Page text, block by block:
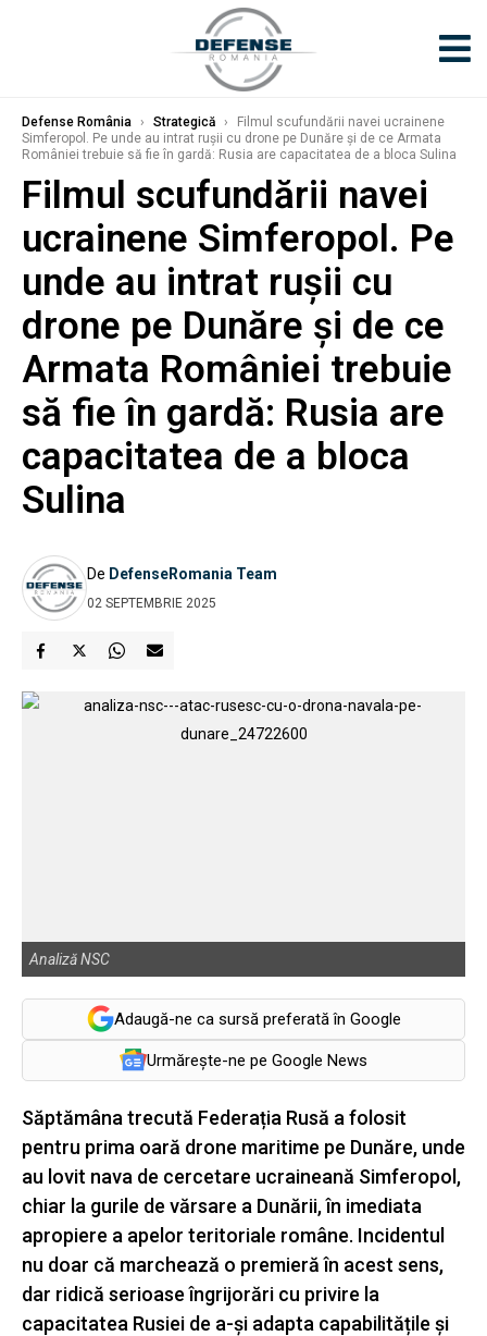
Defense România › Strategică ›
Filmul scufundării navei ucrainene
Simferopol. Pe unde au intrat rușii cu drone pe Dunăre și de ce Armata
României trebuie să fie în gardă: Rusia are capacitatea de a bloca Sulina
Filmul scufundării navei
ucrainene Simferopol. Pe
unde au intrat rușii cu
drone pe Dunăre și de ce
Armata României trebuie
să fie în gardă: Rusia are
capacitatea de a bloca
Sulina
De DefenseRomania Team
02 SEPTEMBRIE 2025
Analiză NSC
Adaugă-ne ca sursă preferată în Google
Urmărește-ne pe Google News
Săptămâna trecută Federația Rusă a folosit
pentru prima oară drone maritime pe Dunăre, unde
au lovit nava de cercetare ucraineană Simferopol,
chiar la gurile de vărsare a Dunării, în imediata
apropiere a apelor teritoriale române. Incidentul
nu doar că marchează o premieră în acest sens,
dar ridică serioase îngrijorări cu privire la
capacitatea Rusiei de a-și adapta capabilitățile și